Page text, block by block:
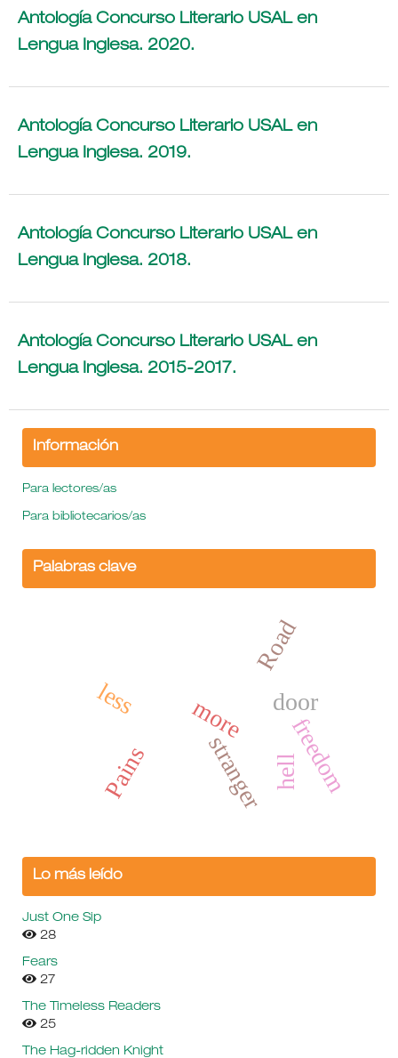
Antología Concurso Literario USAL en
Lengua Inglesa. 2020.
Antología Concurso Literario USAL en
Lengua Inglesa. 2019.
Antología Concurso Literario USAL en
Lengua Inglesa. 2018.
Antología Concurso Literario USAL en
Lengua Inglesa. 2015-2017.
Información
Para lectores/as
Para bibliotecarios/as
Palabras clave
stranger
door
Road
hell
Pains
more
less
freedom
Lo más leído
Just One Sip
28
Fears
27
The Timeless Readers
25
The Hag-ridden Knight